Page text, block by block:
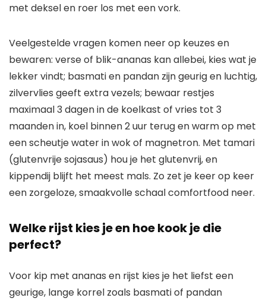
met deksel en roer los met een vork.
Veelgestelde vragen komen neer op keuzes en
bewaren: verse of blik-ananas kan allebei, kies wat je
lekker vindt; basmati en pandan zijn geurig en luchtig,
zilvervlies geeft extra vezels; bewaar restjes
maximaal 3 dagen in de koelkast of vries tot 3
maanden in, koel binnen 2 uur terug en warm op met
een scheutje water in wok of magnetron. Met tamari
(glutenvrije sojasaus) hou je het glutenvrij, en
kippendij blijft het meest mals. Zo zet je keer op keer
een zorgeloze, smaakvolle schaal comfortfood neer.
Welke rijst kies je en hoe kook je die
perfect?
Voor kip met ananas en rijst kies je het liefst een
geurige, lange korrel zoals basmati of pandan